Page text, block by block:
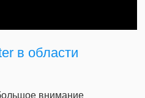
в области
внимание